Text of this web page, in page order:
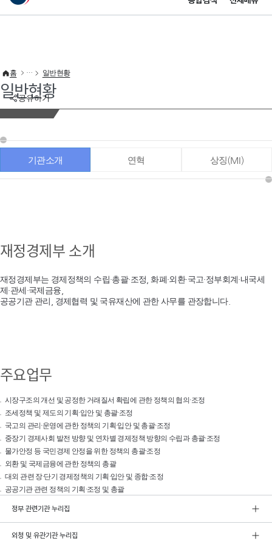
이 누리집은 대한민국 공식 전자정부 누리집입니다.
공유하기
홈 일반현황
일반현황
기관소개 연혁 상징(MI)
재정경제부 소개
재정경제부는 경제정책의 수립·총괄·조정, 화폐·외환·국고·정부회계·내국세
제·관세·국제금융,
공공기관 관리, 경제협력 및 국유재산에 관한 사무를 관장합니다.
주요업무
시장구조의 개선 및 공정한 거래질서 확립에 관한 정책의 협의·조정
조세정책 및 제도의 기획·입안 및 총괄·조정
국고의 관리·운영에 관한 정책의 기획·입안 및 총괄·조정
중장기 경제사회 발전 방향 및 연차별 경제정책 방향의 수립과 총괄·조정
물가안정 등 국민경제 안정을 위한 정책의 총괄·조정
외환 및 국제금융에 관한 정책의 총괄
대외 관련 장·단기 경제정책의 기획·입안 및 종합·조정
공공기관 관련 정책의 기획·조정 및 총괄
정부 관련기관 누리집
외청 및 유관기관 누리집